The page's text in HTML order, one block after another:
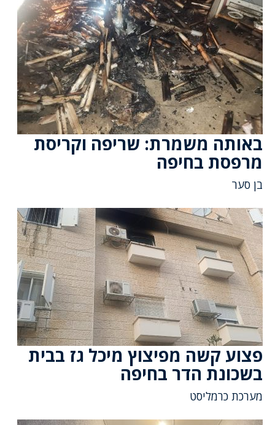
באותה משמרת: שריפה וקריסת
מרפסת בחיפה
בן סער
פצוע קשה מפיצוץ מיכל גז בבית
בשכונת הדר בחיפה
מערכת כרמליסט